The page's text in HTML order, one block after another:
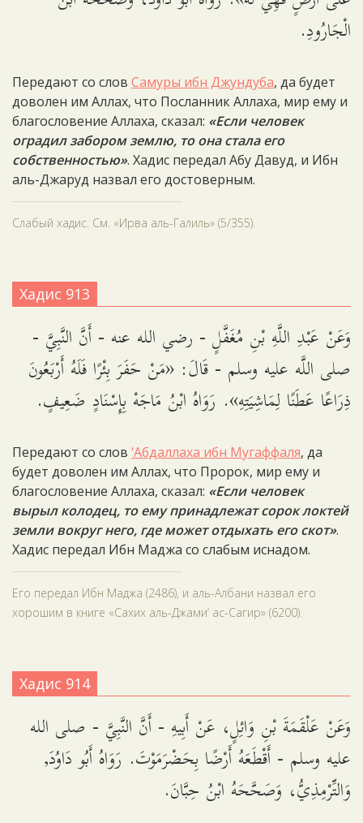
الْجَارُودِ.
Передают со слов Самуры ибн Джундуба, да будет
доволен им Аллах, что Посланник Аллаха, мир ему и
благословение Аллаха, сказал: «Если человек
оградил забором землю, то она стала его
собственностью». Хадис передал Абу Давуд, и Ибн
аль-Джаруд назвал его достоверным.
Слабый хадис. См. «Ирва аль-Галиль» (5/355).
Хадис 913
وَعَنْ عَبْدِ اللَّهِ بْنِ مُغَفَّلٍ - رضي الله عنه - أَنَّ النَّبِيَّ -
صلى اللَّه عليه وسلم - قَالَ: «مَنْ حَفَرَ بِئْرًا فَلَهُ أَرْبَعُونَ
ذِرَاعًا عَطَنًا لِمَاشِيَتِهِ». رَوَاهُ ابْنُ مَاجَهْ بِإِسْنَادٍ ضَعِيفٍ.
Передают со слов ‘Абдаллаха ибн Мугаффаля, да
будет доволен им Аллах, что Пророк, мир ему и
благословение Аллаха, сказал: «Если человек
вырыл колодец, то ему принадлежат сорок локтей
земли вокруг него, где может отдыхать его скот».
Хадис передал Ибн Маджа со слабым иснадом.
Его передал Ибн Маджа (2486), и аль-Албани назвал его
хорошим в книге «Сахих аль-­Джами‘ ас-Сагир» (6200).
Хадис 914
وَعَنْ عَلْقَمَةَ بْنِ وَائِلٍ، عَنْ أَبِيهِ - أَنَّ النَّبِيَّ - صلى الله
عليه وسلم - أَقْطَعَهُ أَرْضًا بِحَضْرَمَوْتَ. رَوَاهُ أَبُو دَاوُدَ,
وَالتِّرْمِذِيُّ، وَصَحَّحَهُ ابْنُ حِبَّانَ.